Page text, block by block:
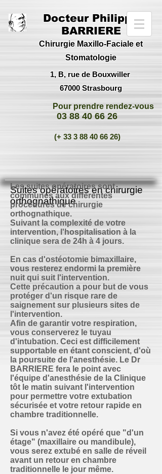
Docteur Philippe
BARRIERE
Chirurgie Maxillo-Faciale et
Stomatologie
1, B, rue de Bouxwiller
67000 Strasbourg
Pour prendre rendez-vous
03 88 40 66 26
(+ 33 3 88 40 66 26)
Suites opératoires en chirurgie
orthognathique
Les suites opératoires sont
communes aux différentes
procédures de chirurgie
orthognathique.
Suivant la complexité de votre
intervention, l'hospitalisation à la
clinique sera de 24h à 4 jours.
En cas d'ostéotomie bimaxillaire,
vous resterez endormi la première
nuit qui suit l'intervention.
Cette précaution a pour but de vous
protéger d'un risque rare de
saignement sur plusieurs sites de
l'intervention.
Afin de garantir votre respiration,
vous conserverez le tuyau
d'intubation. Ceci est difficilement
supportable en étant conscient, d'où
la poursuite de l'anesthésie. Le Dr
BARRIERE fera le point avec
l'équipe d'anesthésie de la Clinique
tôt le matin suivant l'intervention
pour permettre votre extubation
sécurisée et votre retour rapide en
chambre traditionnelle.
Si vous n'avez été opéré que "d'un
étage" (maxillaire ou mandibule),
vous serez extubé en salle de réveil
avant un retour en chambre
traditionnelle le jour même.